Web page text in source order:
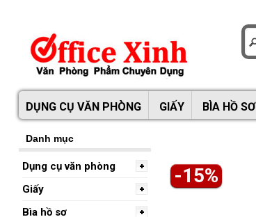
DỤNG CỤ VĂN PHÒNG GIẤY BÌA HỒ SƠ
Danh mục
Dụng cụ văn phòng
Giấy
Bìa hồ sơ
-15%